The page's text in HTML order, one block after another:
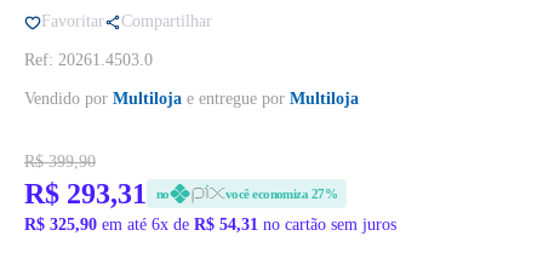
Favoritar Compartilhar
Ref: 20261.4503.0
Vendido por Multiloja e entregue por Multiloja
R$ 399,90
R$ 293,31 no você economiza 27%
R$ 325,90 em até 6x de R$ 54,31 no cartão sem juros